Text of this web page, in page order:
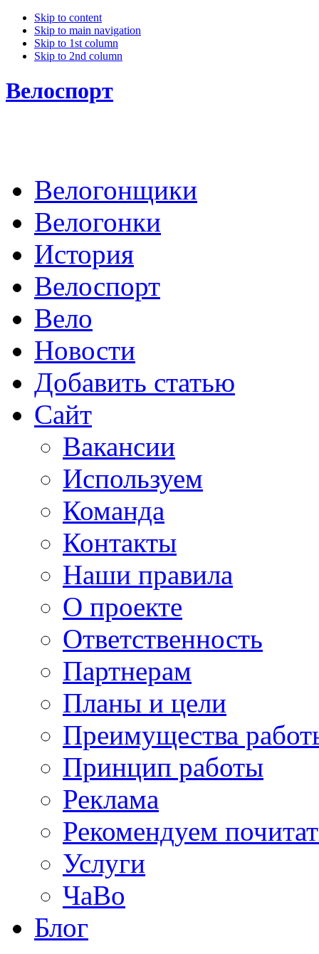
Skip to content
Skip to main navigation
Skip to 1st column
Skip to 2nd column
Велоспорт
Велогонщики
Велогонки
История
Велоспорт
Вело
Новости
Добавить статью
Сайт
Вакансии
Используем
Команда
Контакты
Наши правила
О проекте
Ответственность
Партнерам
Планы и цели
Преимущества
Принцип работы
Реклама
Рекомендуем
Услуги
ЧаВо
Блог